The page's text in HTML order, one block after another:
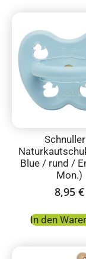
Blue / rund /
Mon.)
8,95 €
In den